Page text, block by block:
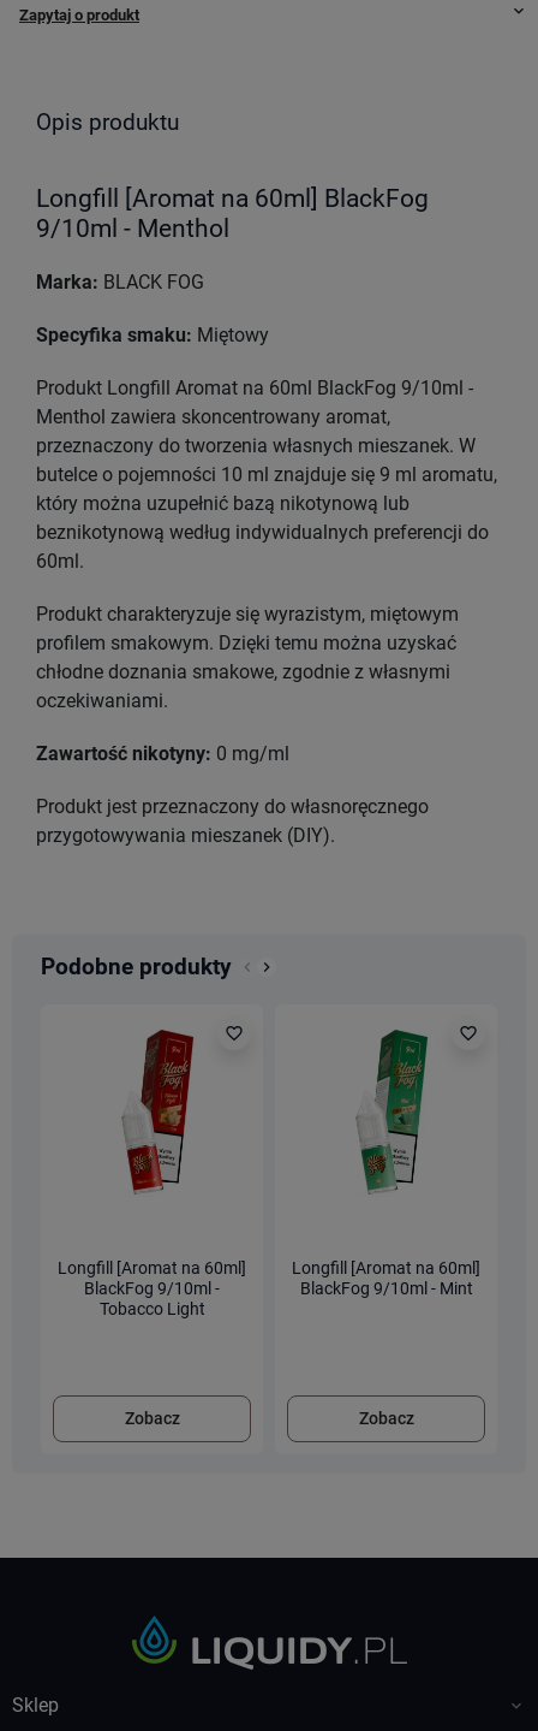
Zapytaj o produkt keyboard_arrow_down
Opis produktu
Longfill [Aromat na 60ml] BlackFog
9/10ml - Menthol
Marka: BLACK FOG
Specyfika smaku: Miętowy
Produkt Longfill Aromat na 60ml BlackFog 9/10ml -
Menthol zawiera skoncentrowany aromat,
przeznaczony do tworzenia własnych mieszanek. W
butelce o pojemności 10 ml znajduje się 9 ml aromatu,
który można uzupełnić bazą nikotynową lub
beznikotynową według indywidualnych preferencji do
60ml.
Produkt charakteryzuje się wyrazistym, miętowym
profilem smakowym. Dzięki temu można uzyskać
chłodne doznania smakowe, zgodnie z własnymi
oczekiwaniami.
Zawartość nikotyny: 0 mg/ml
Produkt jest przeznaczony do własnoręcznego
przygotowywania mieszanek (DIY).
Podobne produkty Poprzedni
keyboard_arrow_left
Następny
keyboard_arrow_right
favorite_border
Longfill [Aromat na 60ml]
BlackFog 9/10ml -
Tobacco Light
Zobacz
favorite_border
Longfill [Aromat na 60ml]
BlackFog 9/10ml - Mint
Zobacz
Sklep 